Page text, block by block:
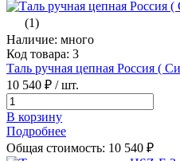
(1)
Наличие: много
Код товара: 3
Таль ручная цепная Россия (
10 540 ₽ / шт.
В корзину
Подробнее
Общая стоимость: 10 540 ₽